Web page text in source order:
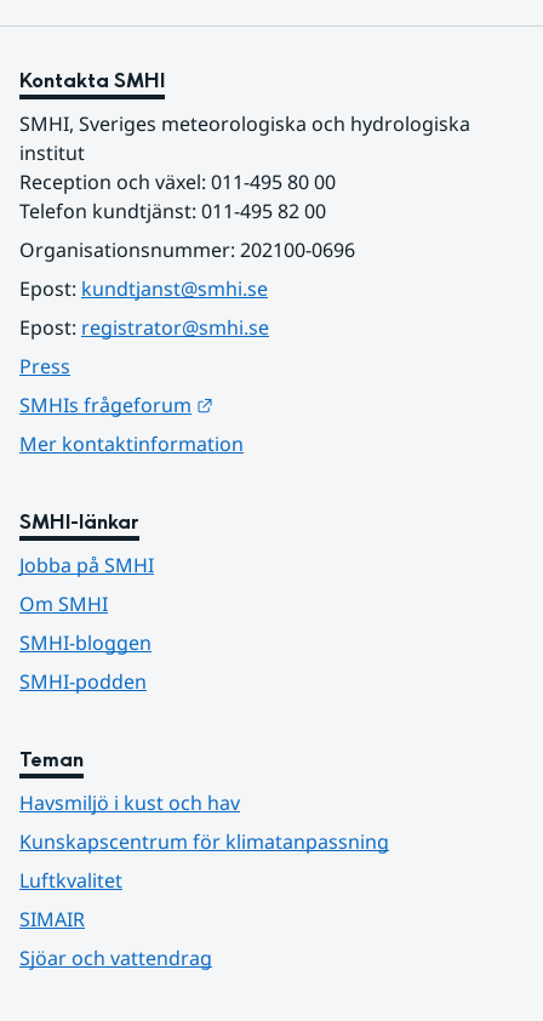
Kontakta SMHI
SMHI, Sveriges meteorologiska och hydrologiska
institut
Reception och växel: 011-495 80 00
Telefon kundtjänst: 011-495 82 00
Organisationsnummer: 202100-0696
Epost: kundtjanst@smhi.se
Epost: registrator@smhi.se
Press
SMHIs frågeforum
Mer kontaktinformation
SMHI-länkar
Jobba på SMHI
Om SMHI
SMHI-bloggen
SMHI-podden
Teman
Havsmiljö i kust och hav
Kunskapscentrum för klimatanpassning
Luftkvalitet
SIMAIR
Sjöar och vattendrag